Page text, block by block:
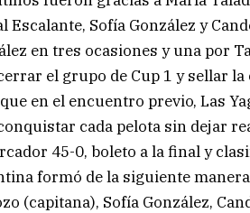
Escalante, Sofía González y
en tres ocasiones y una por
el grupo de Cup 1 y sellar
en el encuentro previo, Las
cada pelota sin dejar
45-0, boleto a la final y
formó de la siguiente
(capitana), Sofía González,